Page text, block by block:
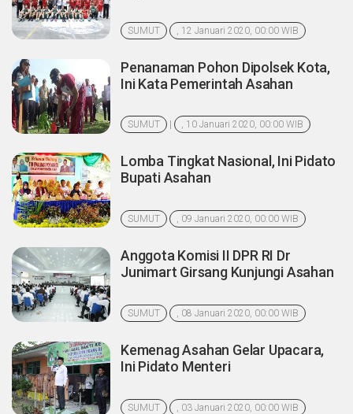
SUMUT , 12 Januari 2020, 00:00 WIB
Penanaman Pohon Dipolsek Kota,
Ini Kata Pemerintah Asahan
SUMUT | , 10 Januari 2020, 00:00 WIB
Lomba Tingkat Nasional, Ini Pidato
Bupati Asahan
SUMUT , 09 Januari 2020, 00:00 WIB
Anggota Komisi II DPR RI Dr
Junimart Girsang Kunjungi Asahan
SUMUT , 08 Januari 2020, 00:00 WIB
Kemenag Asahan Gelar Upacara,
Ini Pidato Menteri
SUMUT , 03 Januari 2020, 00:00 WIB